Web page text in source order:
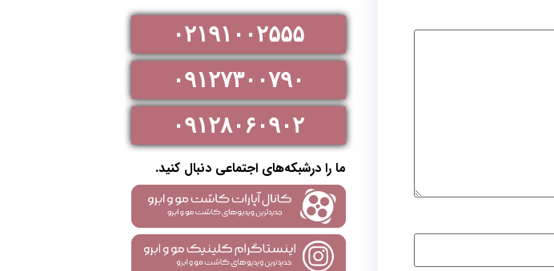
۰۲۱۹۱۰۰۲۵۵۵
۰۹۱۲۷۳۰۰۷۹۰
۰۹۱۲۸۰۶۰۹۰۲
ما را درشبکه‌های اجتماعی دنبال کنید.